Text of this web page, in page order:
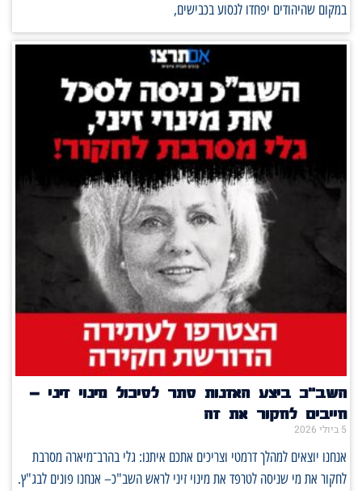
במקום שהיהודים יפחדו לנסוע בכבישים,
השב"כ ביצע האזנות סתר לסיכול מינוי זיני –
חייבים לחקור את זה
5 ביולי 2026
אנחנו יוצאים למהלך דרמטי וצריכים אתכם איתנו: גלי בהרב־מיארה מסרבת
לחקור את מי שניסה לטרפד את מינוי זיני לראש השב"כ– אנחנו פונים לבג"ץ.